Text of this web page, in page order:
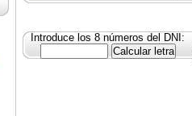
Introduce los 8 números del DNI: